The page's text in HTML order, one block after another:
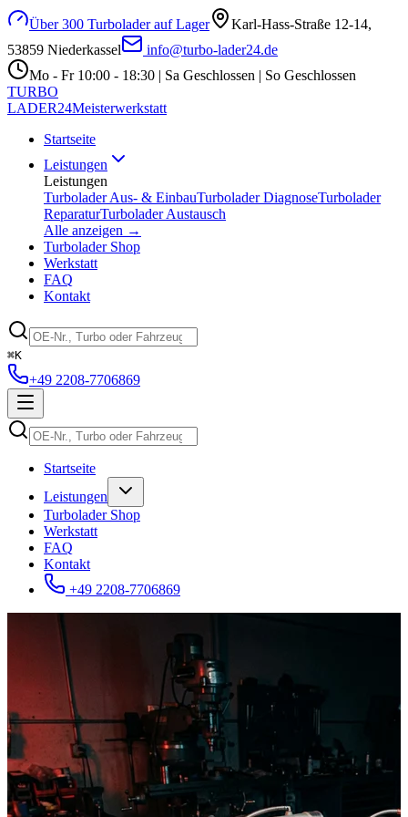
Über 300 Turbolader auf Lager
Karl-Hass-Straße 12-14,
53859 Niederkassel
info@turbo-lader24.de
Mo - Fr 10:00 - 18:30 | Sa Geschlossen | So Geschlossen
TURBO
LADER24Meisterwerkstatt
Startseite
Leistungen
Leistungen
Turbolader Aus- & EinbauTurbolader DiagnoseTurbolader
ReparaturTurbolader Austausch
Alle anzeigen →
Turbolader Shop
Werkstatt
FAQ
Kontakt
⌘K
+49 2208-7706869
Startseite
Leistungen
Turbolader Shop
Werkstatt
FAQ
Kontakt
+49 2208-7706869